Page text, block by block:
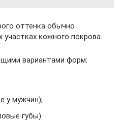
оттенка обычно
кожного покрова.
вариантами форм:
у мужчин);
губы).